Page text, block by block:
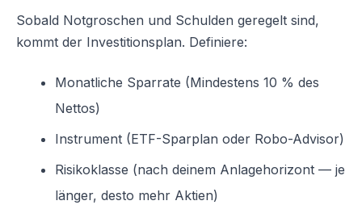
Sobald Notgroschen und Schulden geregelt sind,
kommt der Investitionsplan. Definiere:
Monatliche Sparrate (Mindestens 10 % des
Nettos)
Instrument (ETF-Sparplan oder Robo-Advisor)
Risikoklasse (nach deinem Anlagehorizont — je
länger, desto mehr Aktien)